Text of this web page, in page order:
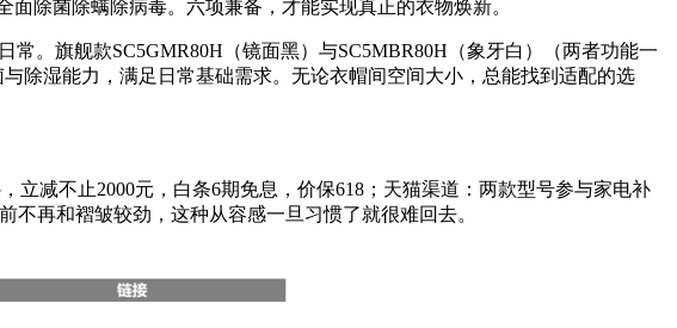
除菌除螨除病毒。六项兼备，才能实现真正的衣物焕新。
。旗舰款SC5GMR80H（镜面黑）与SC5MBR80H（象牙白）（两者功能一
除湿能力，满足日常基础需求。无论衣帽间空间大小，总能找到适配的选
减不止2000元，白条6期免息，价保618；天猫渠道：两款型号参与家电补
不再和褶皱较劲，这种从容感一旦习惯了就很难回去。